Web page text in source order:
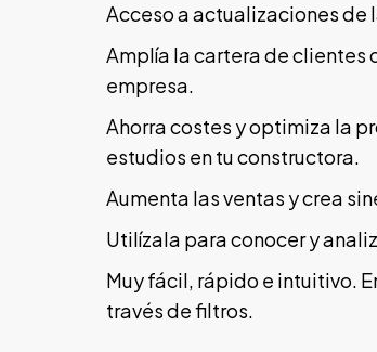
Acceso a actualizaciones de
Amplía la cartera de clientes
empresa.
Ahorra costes y optimiza la
estudios en tu constructora.
Aumenta las ventas y crea
Utilízala para conocer y
Muy fácil, rápido e intuitivo.
través de filtros.